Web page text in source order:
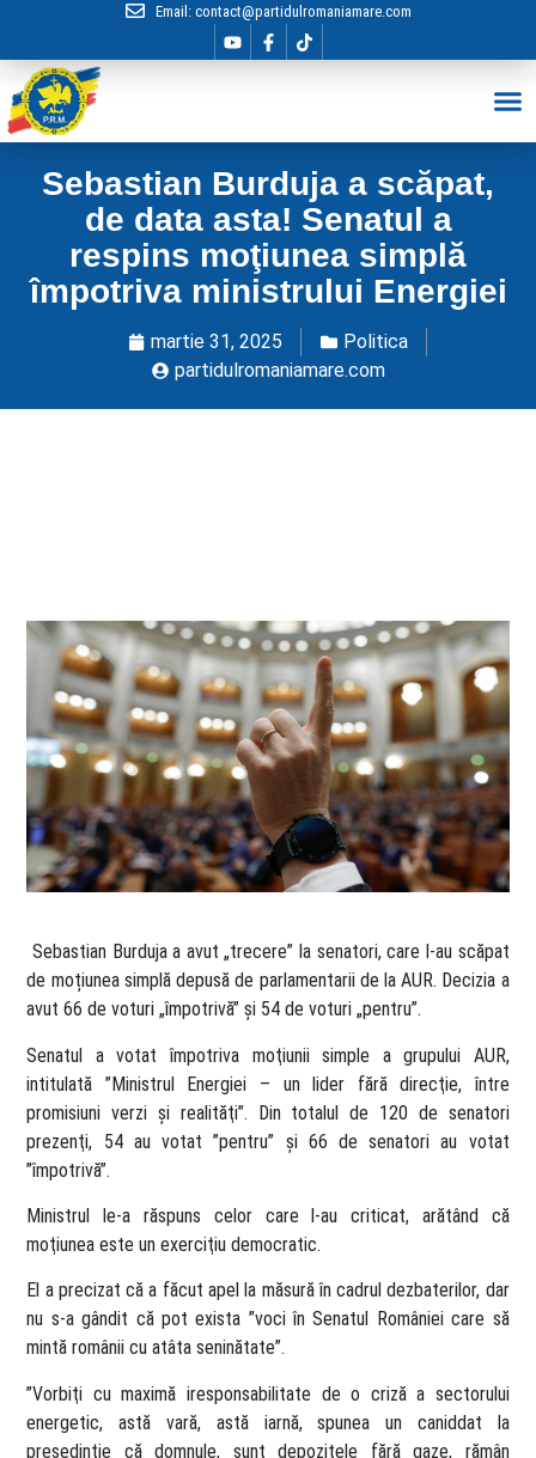
Email: contact@partidulromaniamare.com
Sebastian Burduja a scăpat,
de data asta! Senatul a
respins moţiunea simplă
împotriva ministrului Energiei
martie 31, 2025
Politica
partidulromaniamare.com
​ Sebastian Burduja a avut „trecere” la senatori, care l-au scăpat
de moțiunea simplă depusă de parlamentarii de la AUR. Decizia a
avut 66 de voturi „împotrivă” şi 54 de voturi „pentru”.
Senatul a votat împotriva moţiunii simple a grupului AUR,
intitulată ”Ministrul Energiei – un lider fără direcţie, între
promisiuni verzi şi realităţi”. Din totalul de 120 de senatori
prezenţi, 54 au votat ”pentru” şi 66 de senatori au votat
”împotrivă”.
Ministrul le-a răspuns celor care l-au criticat, arătând că
moţiunea este un exerciţiu democratic.
El a precizat că a făcut apel la măsură în cadrul dezbaterilor, dar
nu s-a gândit că pot exista ”voci în Senatul României care să
mintă românii cu atâta seninătate”.
”Vorbiţi cu maximă iresponsabilitate de o criză a sectorului
energetic, astă vară, astă iarnă, spunea un caniddat la
preşedinţie că domnule, sunt depozitele fără gaze, rămân